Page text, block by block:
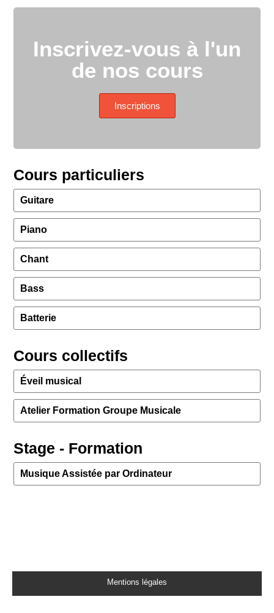
Inscrivez-vous à l'un
de nos cours
Inscriptions
Cours particuliers
Guitare
Piano
Chant
Bass
Batterie
Cours collectifs
Éveil musical
Atelier Formation Groupe Musicale
Stage - Formation
Musique Assistée par Ordinateur
Mentions légales